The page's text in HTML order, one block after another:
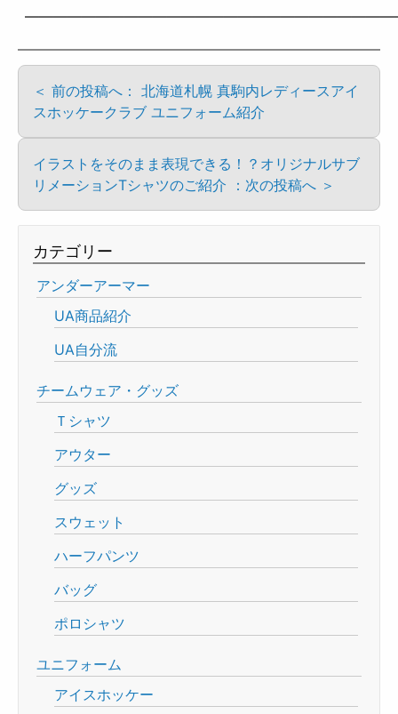
＜ 前の投稿へ： 北海道札幌 真駒内レディースアイ
スホッケークラブ ユニフォーム紹介
イラストをそのまま表現できる！？オリジナルサブ
リメーションTシャツのご紹介 ：次の投稿へ ＞
カテゴリー
アンダーアーマー
UA商品紹介
UA自分流
チームウェア・グッズ
Ｔシャツ
アウター
グッズ
スウェット
ハーフパンツ
バッグ
ポロシャツ
ユニフォーム
アイスホッケー